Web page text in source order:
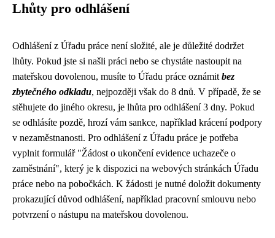
Lhůty pro odhlášení
Odhlášení z Úřadu práce není složité, ale je důležité dodržet
lhůty. Pokud jste si našli práci nebo se chystáte nastoupit na
mateřskou dovolenou, musíte to Úřadu práce oznámit bez
zbytečného odkladu, nejpozději však do 8 dnů. V případě, že se
stěhujete do jiného okresu, je lhůta pro odhlášení 3 dny. Pokud
se odhlásíte pozdě, hrozí vám sankce, například krácení podpory
v nezaměstnanosti. Pro odhlášení z Úřadu práce je potřeba
vyplnit formulář "Žádost o ukončení evidence uchazeče o
zaměstnání", který je k dispozici na webových stránkách Úřadu
práce nebo na pobočkách. K žádosti je nutné doložit dokumenty
prokazující důvod odhlášení, například pracovní smlouvu nebo
potvrzení o nástupu na mateřskou dovolenou.